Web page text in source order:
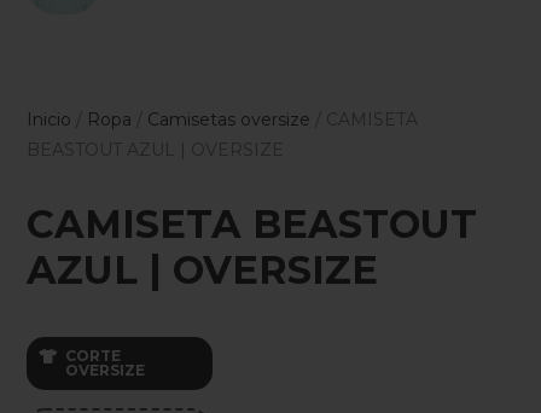
Inicio Ropa Camisetas oversize / CAMISETA
BEASTOUT AZUL | OVERSIZE
CAMISETA BEASTOUT
AZUL | OVERSIZE

CORTE
OVERSIZE